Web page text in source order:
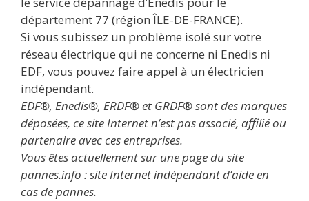
département 77 (région ÎLE-DE-FRANCE).
Si vous subissez un problème isolé sur votre
réseau électrique qui ne concerne ni Enedis ni
EDF, vous pouvez faire appel à un électricien
indépendant.
EDF®, Enedis®, ERDF® et GRDF® sont des marques
déposées, ce site Internet n’est pas associé, affilié ou
partenaire avec ces entreprises.
Vous êtes actuellement sur une page du site
pannes.info : site Internet indépendant d’aide en
cas de pannes.